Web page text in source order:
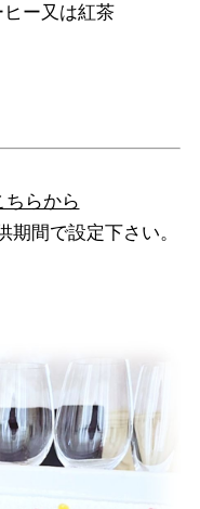
ー又は紅茶
ちらから
間で設定下さい。